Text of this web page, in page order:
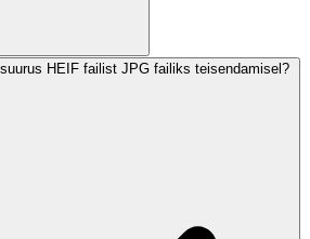
HEIF failist JPG failiks teisendamisel?